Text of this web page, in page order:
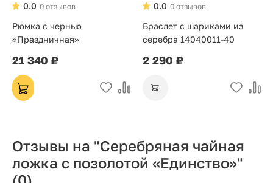
0 отзывов
0.0
Рюмка с чернью
«Праздничная»
21 340 ₽
0 отзывов
0.0
Браслет с шариками из
серебра 14040011-40
2 290 ₽
Отзывы на "Серебряная чайная
ложка с позолотой «Единство»"